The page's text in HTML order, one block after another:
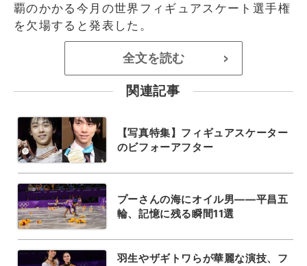
覇のかかる今月の世界フィギュアスケート選手権
を欠場すると発表した。
全文を読む >
関連記事
【写真特集】フィギュアスケーター
のビフォーアフター
プーさんの海にオイル男――平昌五
輪、記憶に残る瞬間11選
羽生やザギトワらが華麗な演技、フ